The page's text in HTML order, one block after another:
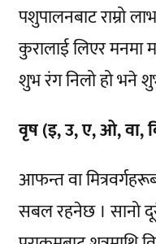
पशुपालनबाट राम्रो
कुरालाई लिएर
शुभ रंग निलो हो भने
वृष (इ, उ, ए, ओ, वा,
आफन्त वा
सबल रहनेछ । सानो